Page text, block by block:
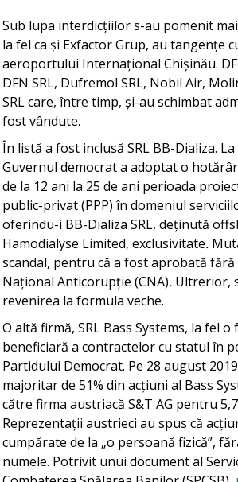
Sub lupa interdicțiilor s-au pomenit
la fel ca și Exfactor Grup, au tangențe
aeroportului Internațional Chișinău. DFI
DFN SRL, Dufremol SRL, Nobil Air,
SRL care, între timp, și-au schimbat
fost vândute.
În listă a fost inclusă SRL BB-Dializa.
Guvernul democrat a adoptat o
de la 12 ani la 25 de ani perioada
public-privat (PPP) în domeniul
oferindu-i BB-Dializa SRL, deținută
Hamodialyse Limited, exclusivitate.
scandal, pentru că a fost aprobată
Național Anticorupție (CNA). Ultrerior,
revenirea la formula veche.
O altă firmă, SRL Bass Systems, la fel o
beneficiară a contractelor cu statul în
Partidului Democrat. Pe 28 august
majoritar de 51% din acțiuni al Bass
către firma austriacă S&T AG pentru
Reprezentații austrieci au spus că
cumpărate de la „o persoană fizică”,
numele. Potrivit unui document al